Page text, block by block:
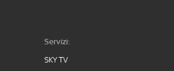
Servizi:
SKY TV